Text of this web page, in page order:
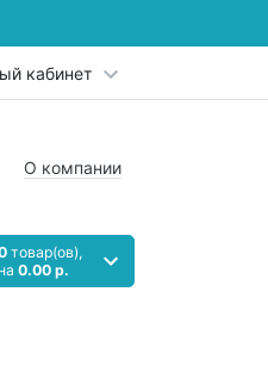
кабинет
О компании
товар(ов),
на 0.00 р.